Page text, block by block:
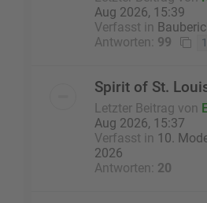
Aug 2026, 15:39
Verfasst in
Antworten: 99 1
Spirit of St.
Letzter Beitrag von
Aug 2026, 15:37
Verfasst in 10.
2026
Antworten: 20